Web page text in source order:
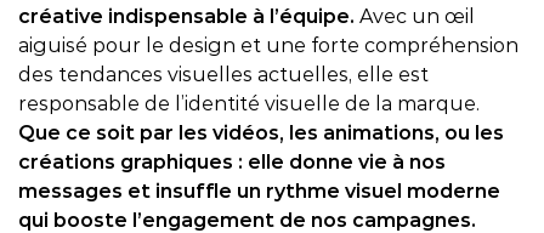
créative indispensable à l’équipe. Avec un œil
aiguisé pour le design et une forte compréhension
des tendances visuelles actuelles, elle est
responsable de l’identité visuelle de la marque.
Que ce soit par les vidéos, les animations, ou les
créations graphiques : elle donne vie à nos
messages et insuffle un rythme visuel moderne
qui booste l’engagement de nos campagnes.